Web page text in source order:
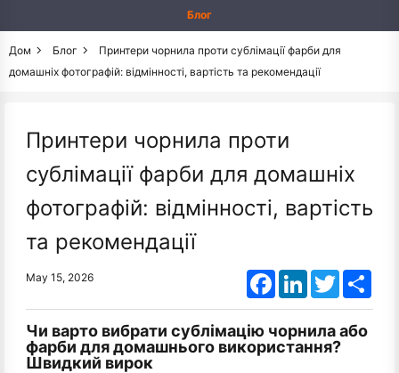
Блог
Дом Блог
Принтери чорнила проти сублімації фарби для
домашніх фотографій: відмінності, вартість та рекомендації
Принтери чорнила проти
сублімації фарби для домашніх
фотографій: відмінності, вартість
та рекомендації
May 15, 2026 FacebookLinkedInTwitter
Чи варто вибрати сублімацію чорнила або
фарби для домашнього використання?
Швидкий вирок